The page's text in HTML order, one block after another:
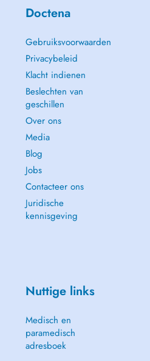
Doctena
Gebruiksvoorwaarden
Privacybeleid
Klacht indienen
Beslechten van
geschillen
Over ons
Media
Blog
Jobs
Contacteer ons
Juridische
kennisgeving
Nuttige links
Medisch en
paramedisch
adresboek